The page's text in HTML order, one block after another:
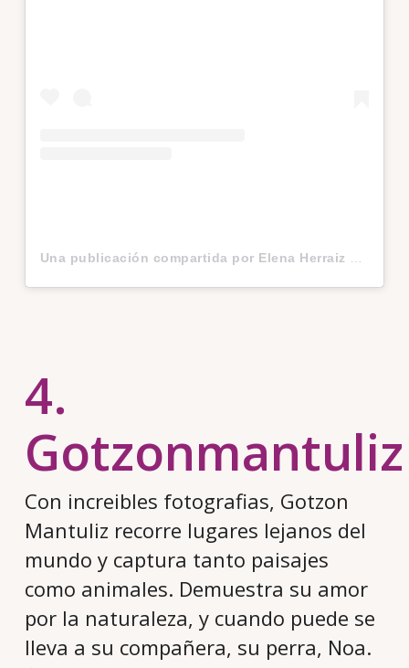
Una publicación compartida por Elena Herraiz y Víctor Gata | Viajes ✈ (@viajeroextranjero)
4.
Gotzonmantuliz
Con increibles fotografias, Gotzon
Mantuliz recorre lugares lejanos del
mundo y captura tanto paisajes
como animales. Demuestra su amor
por la naturaleza, y cuando puede se
lleva a su compañera, su perra, Noa.